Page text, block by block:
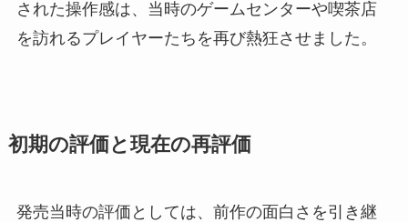
された操作感は、当時のゲームセンターや喫茶店
を訪れるプレイヤーたちを再び熱狂させました。
初期の評価と現在の再評価
発売当時の評価としては、前作の面白さを引き継